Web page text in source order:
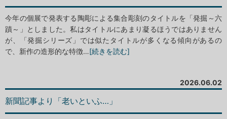
今年の個展で発表する陶彫による集合彫刻のタイトルを「発掘～六
蹟～」としました。私はタイトルにあまり凝るほうではありません
が、「発掘シリーズ」では似たタイトルが多くなる傾向があるの
で、新作の造形的な特徴…[続きを読む]
2026.06.02
新聞記事より「老いといふ…」